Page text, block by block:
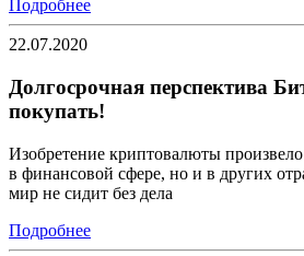
Подробнее
22.07.2020
Долгосрочная перспектива
покупать!
Изобретение криптовалюты
в финансовой сфере, но и в других
мир не сидит без дела
Подробнее